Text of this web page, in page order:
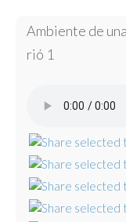
Ambiente de
rió 1